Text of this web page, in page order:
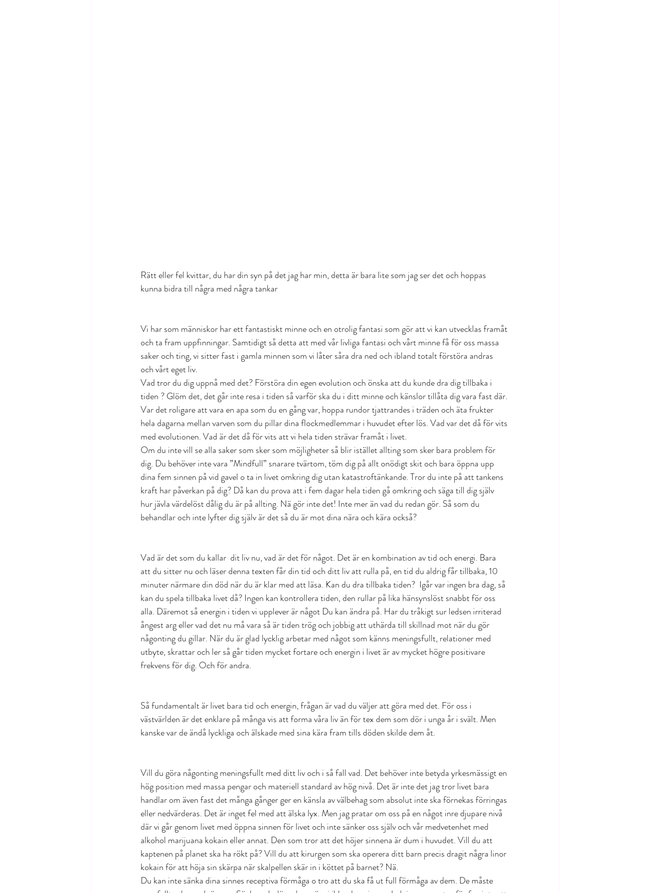
Rätt eller fel kvittar, du har din syn på det jag har min, detta är bara lite som jag ser det och hoppas
kunna bidra till några med några tankar
Vi har som människor har ett fantastiskt minne och en otrolig fantasi som gör att vi kan utvecklas framåt
och ta fram uppfinningar. Samtidigt så detta att med vår livliga fantasi och vårt minne få för oss massa
saker och ting, vi sitter fast i gamla minnen som vi låter såra dra ned och ibland totalt förstöra andras
och vårt eget liv.
Vad tror du dig uppnå med det? Förstöra din egen evolution och önska att du kunde dra dig tillbaka i
tiden ? Glöm det, det går inte resa i tiden så varför ska du i ditt minne och känslor tillåta dig vara fast där.
Var det roligare att vara en apa som du en gång var, hoppa rundor tjattrandes i träden och äta frukter
hela dagarna mellan varven som du pillar dina flockmedlemmar i huvudet efter lös. Vad var det då för vits
med evolutionen. Vad är det då för vits att vi hela tiden strävar framåt i livet.
Om du inte vill se alla saker som sker som möjligheter så blir istället allting som sker bara problem för
dig. Du behöver inte vara ”Mindfull” snarare tvärtom, töm dig på allt onödigt skit och bara öppna upp
dina fem sinnen på vid gavel o ta in livet omkring dig utan katastroftänkande. Tror du inte på att tankens
kraft har påverkan på dig? Då kan du prova att i fem dagar hela tiden gå omkring och säga till dig själv
hur jävla värdelöst dålig du är på allting. Nä gör inte det! Inte mer än vad du redan gör. Så som du
behandlar och inte lyfter dig själv är det så du är mot dina nära och kära också?
Vad är det som du kallar  dit liv nu, vad är det för något. Det är en kombination av tid och energi. Bara
att du sitter nu och läser denna texten får din tid och ditt liv att rulla på, en tid du aldrig får tillbaka, 10
minuter närmare din död när du är klar med att läsa. Kan du dra tillbaka tiden?  Igår var ingen bra dag, så
kan du spela tillbaka livet då? Ingen kan kontrollera tiden, den rullar på lika hänsynslöst snabbt för oss
alla. Däremot så energin i tiden vi upplever är något Du kan ändra på. Har du tråkigt sur ledsen irriterad
ångest arg eller vad det nu må vara så är tiden trög och jobbig att uthärda till skillnad mot när du gör
någonting du gillar. När du är glad lycklig arbetar med något som känns meningsfullt, relationer med
utbyte, skrattar och ler så går tiden mycket fortare och energin i livet är av mycket högre positivare
frekvens för dig. Och för andra.
Så fundamentalt är livet bara tid och energin, frågan är vad du väljer att göra med det. För oss i
västvärlden är det enklare på många vis att forma våra liv än för tex dem som dör i unga år i svält. Men
kanske var de ändå lyckliga och älskade med sina kära fram tills döden skilde dem åt.
Vill du göra någonting meningsfullt med ditt liv och i så fall vad. Det behöver inte betyda yrkesmässigt en
hög position med massa pengar och materiell standard av hög nivå. Det är inte det jag tror livet bara
handlar om även fast det många gånger ger en känsla av välbehag som absolut inte ska förnekas förringas
eller nedvärderas. Det är inget fel med att älska lyx. Men jag pratar om oss på en något inre djupare nivå
där vi går genom livet med öppna sinnen för livet och inte sänker oss själv och vår medvetenhet med
alkohol marijuana kokain eller annat. Den som tror att det höjer sinnena är dum i huvudet. Vill du att
kaptenen på planet ska ha rökt på? Vill du att kirurgen som ska operera ditt barn precis dragit några linor
kokain för att höja sin skärpa när skalpellen skär in i köttet på barnet? Nä.
Du kan inte sänka dina sinnes receptiva förmåga o tro att du ska få ut full förmåga av dem. De måste